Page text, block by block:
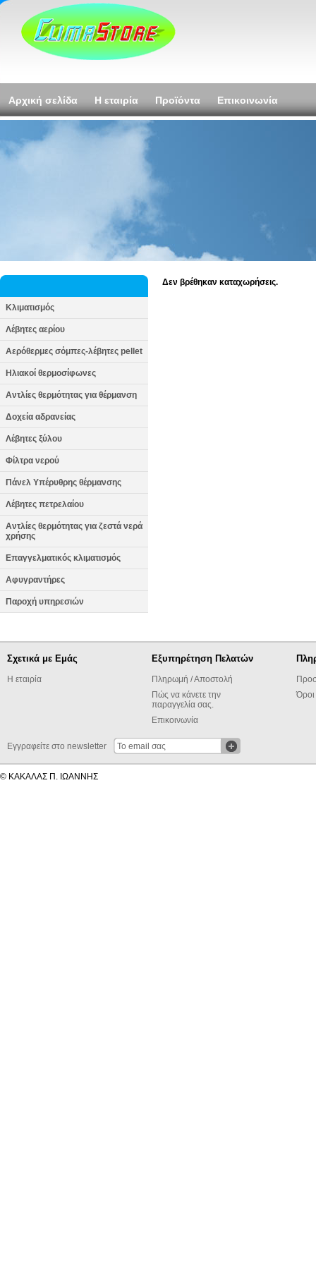
Αρχική σελίδα Η εταιρία Προϊόντα Επικοινωνία
Κλιματισμός
Λέβητες αερίου
Αερόθερμες σόμπες-λέβητες pellet
Ηλιακοί θερμοσίφωνες
Αντλίες θερμότητας για θέρμανση
Δοχεία αδρανείας
Λέβητες ξύλου
Φίλτρα νερού
Πάνελ Υπέρυθρης θέρμανσης
Λέβητες πετρελαίου
Αντλίες θερμότητας για ζεστά νερά
χρήσης
Επαγγελματικός κλιματισμός
Αφυγραντήρες
Παροχή υπηρεσιών
Δεν βρέθηκαν καταχωρήσεις.
Σχετικά με Εμάς
Η εταιρία
Εξυπηρέτηση Πελατών
Πληρωμή / Αποστολή
Πώς να κάνετε την
παραγγελία σας.
Επικοινωνία
Εγγραφείτε στο newsletter
© ΚΑΚΑΛΑΣ Π. ΙΩΑΝΝΗΣ